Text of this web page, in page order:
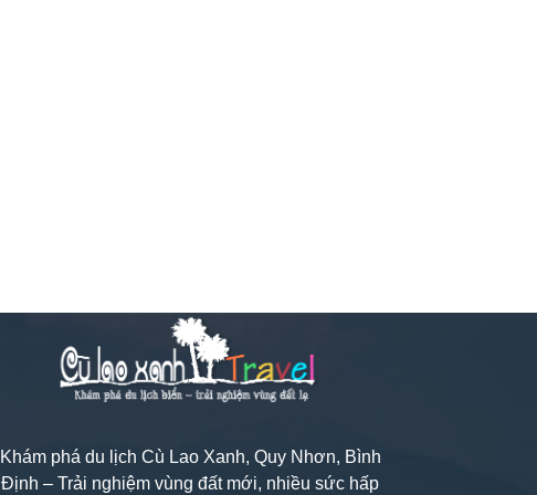
Khám phá du lịch Cù Lao Xanh, Quy Nhơn, Bình
Định – Trải nghiệm vùng đất mới, nhiều sức hấp